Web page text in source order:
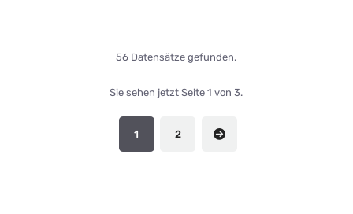
56 Datensätze gefunden.
Sie sehen jetzt Seite 1 von 3.
1 2